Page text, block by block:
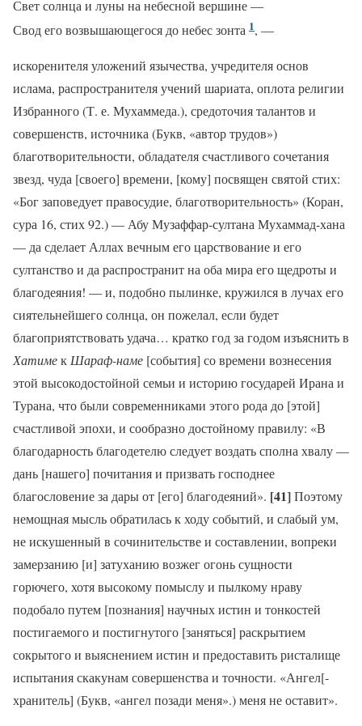
Свет солнца и луны на небесной вершине —
Свод его возвышающегося до небес зонта 1, —
искоренителя уложений язычества, учредителя основ
ислама, распространителя учений шариата, оплота религии
Избранного (Т. е. Мухаммеда.), средоточия талантов и
совершенств, источника (Букв, «автор трудов»)
благотворительности, обладателя счастливого сочетания
звезд, чуда [своего] времени, [кому] посвящен святой стих:
«Бог заповедует правосудие, благотворительность» (Коран,
сура 16, стих 92.) — Абу Музаффар-султана Мухаммад-хана
— да сделает Аллах вечным его царствование и его
султанство и да распространит на оба мира его щедроты и
благодеяния! — и, подобно пылинке, кружился в лучах его
сиятельнейшего солнца, он пожелал, если будет
благоприятствовать удача… кратко год за годом изъяснить в
ХатимекШараф-наме [события] со времени вознесения
этой высокодостойной семьи и историю государей Ирана и
Турана, что были современниками этого рода до [этой]
счастливой эпохи, и сообразно достойному правилу: «В
благодарность благодетелю следует воздать сполна хвалу —
дань [нашего] почитания и призвать господнее
благословение за дары от [его] благодеяний». [41]Поэтому
немощная мысль обратилась к ходу событий, и слабый ум,
не искушенный в сочинительстве и составлении, вопреки
замерзанию [и] затуханию возжег огонь сущности
горючего, хотя высокому помыслу и пылкому нраву
подобало путем [познания] научных истин и тонкостей
постигаемого и постигнутого [заняться] раскрытием
сокрытого и выяснением истин и предоставить ристалище
испытания скакунам совершенства и точности. «Ангел[-
хранитель] (Букв, «ангел позади меня».) меня не оставит».